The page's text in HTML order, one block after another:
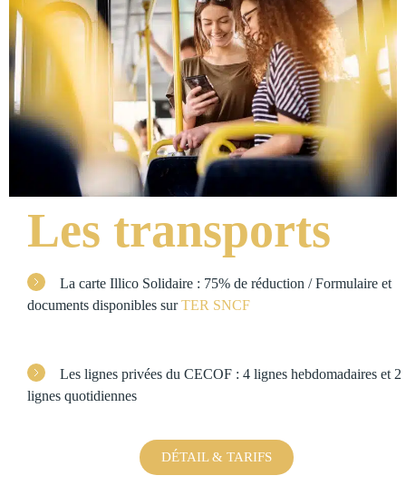
Les transports
La carte Illico Solidaire : 75% de réduction / Formulaire et
documents disponibles surTER SNCF
Les lignes privées du CECOF : 4 lignes hebdomadaires et 2
lignes quotidiennes
DÉTAIL & TARIFS